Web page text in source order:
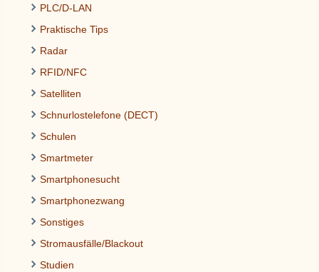
PLC/D-LAN
Praktische Tips
Radar
RFID/NFC
Satelliten
Schnurlostelefone (DECT)
Schulen
Smartmeter
Smartphonesucht
Smartphonezwang
Sonstiges
Stromausfälle/Blackout
Studien